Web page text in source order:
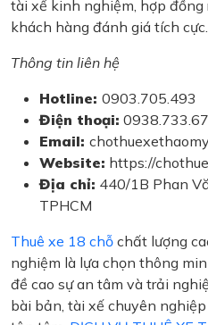
tài xế kinh nghiệm, hợp đồng
khách hàng đánh giá tích cực.
Thông tin liên hệ
Hotline: 0903.705.493
Điện thoại:
Email:
Website: https://
Địa chỉ: 440/1B Phan
TPHCM
Thuê xe 18 chỗ chất lượng
nghiệm là lựa chọn thông
đề cao sự an tâm và trải
bài bản, tài xế chuyên